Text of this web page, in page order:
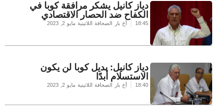
دياز كانيل يشكر مرافقة كوبا في
الكفاح ضد الحصار الاقتصادي
18:45 أخ بار الصحافة اللاتينية مايو 2, 2023
دياز كانيل: بديل كوبا لن يكون
الاستسلام أبدًا
18:40 أخ بار الصحافة اللاتينية مايو 2, 2023